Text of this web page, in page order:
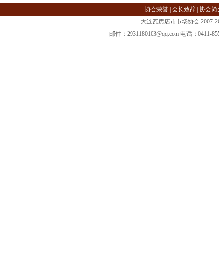
协会荣誉 会长致辞 协会简
大连瓦房店市市场协会 2007-
邮件：2931180103@qq.com 电话：